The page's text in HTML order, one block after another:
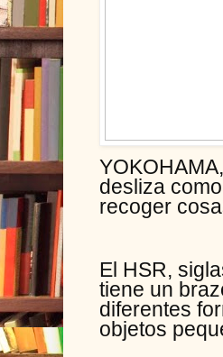
desliza
recoger
El HSR,
tiene un
diferentes
objetos